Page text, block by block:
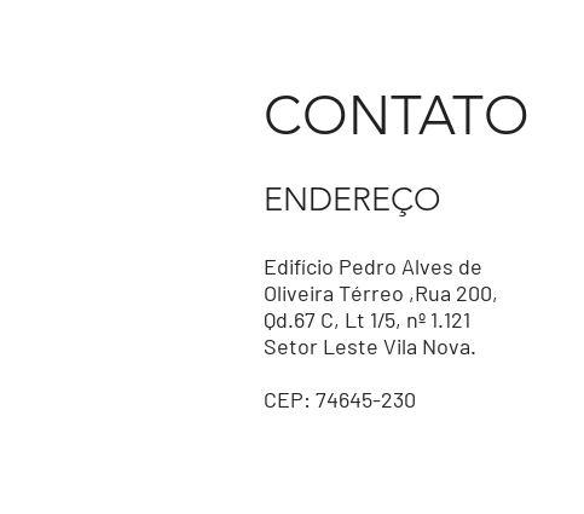
CONTATO
ENDEREÇO
Edifício Pedro Alves de
Oliveira Térreo ,Rua 200,
Qd.67 C, Lt 1/5, nº 1.121
Setor Leste Vila Nova.
CEP: 74645-230